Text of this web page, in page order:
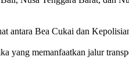
antara Bea Cukai dan
yang memanfaatkan jalur